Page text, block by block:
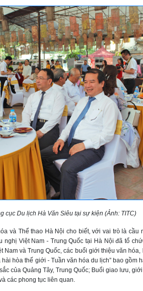
cục Du lịch Hà Văn Siêu tại sự kiện (Ảnh: TITC)
và Thể thao Hà Nội cho biết, với vai trò là cầu
nghị Việt Nam - Trung Quốc tại Hà Nội đã tổ
và Trung Quốc, các buổi giới thiệu văn hóa,
hòa thế giới - Tuần văn hóa du lịch” bao gồm
của Quảng Tây, Trung Quốc; Buổi giao lưu,
các phong tục liên quan.